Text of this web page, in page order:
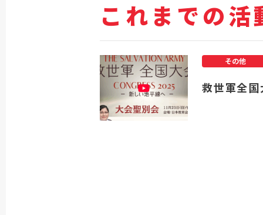
これまでの活
救世軍全
その他